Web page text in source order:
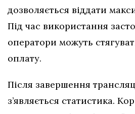
дозволяється віддати
Під час використання
оператори можуть
оплату.
Після завершення
з’являється статистика.